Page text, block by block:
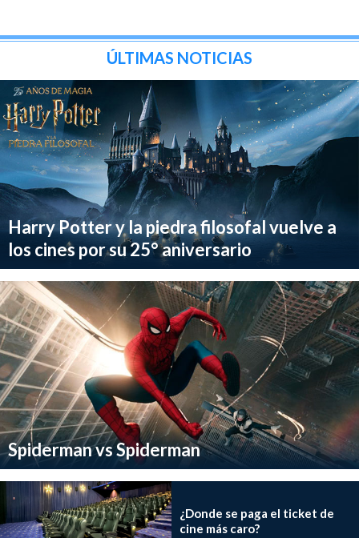
ÚLTIMAS NOTICIAS
Harry Potter y la piedra filosofal vuelve a
los cines por su 25° aniversario
Spiderman vs Spiderman
¿Donde se paga el ticket de
cine más caro?